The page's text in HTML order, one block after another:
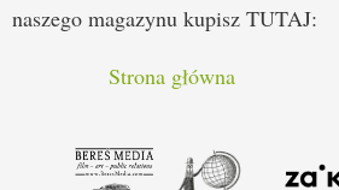
naszego magazynu kupisz TUTAJ:
Strona główna